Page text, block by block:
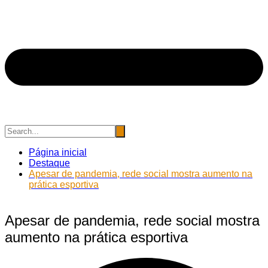
Página inicial
Destaque
Apesar de pandemia, rede social mostra aumento na
prática esportiva
Apesar de pandemia, rede social mostra
aumento na prática esportiva